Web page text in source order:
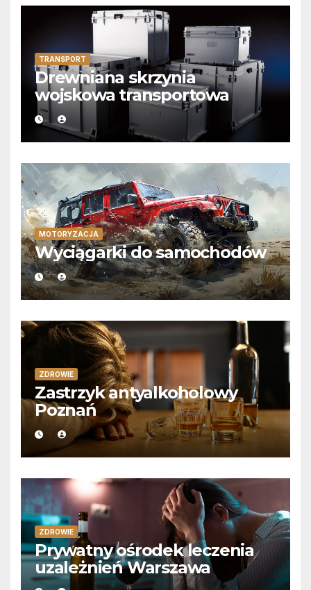
TRANSPORT
Drewniana skrzynia
wojskowa transportowa
MOTORYZACJA
Wyciągarki do samochodów
ZDROWIE
Zastrzyk antyalkoholowy
Poznań
ZDROWIE
Prywatny ośrodek leczenia
uzależnień Warszawa